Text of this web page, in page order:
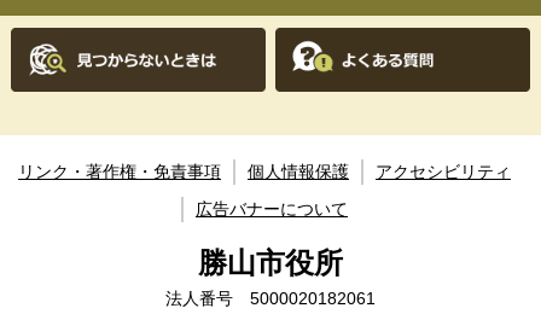
リンク・著作権・免責事項 個人情報保護
アクセシビリティ
広告バナーについて
勝山市役所
法人番号 5000020182061